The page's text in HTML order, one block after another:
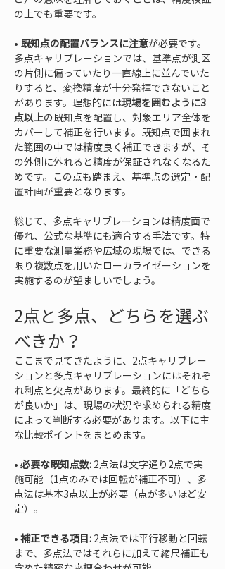
• 既知点の配置バランスに注意が必要です。
多点キャリブレーションでは、基準点が測区
の片側に偏っていたり一直線上に並んでいた
りすると、変換精度が十分発揮できないこと
があります。理想的には現場を囲むように3
点以上の既知点を配置し、対象エリア全体を
カバーして補正を行います。既知点で囲まれ
た範囲の中では精度良く補正できますが、そ
の外側に外れると精度が保証されなくなるた
めです。この点も踏まえ、基準点の選定・配
置計画が重要となります。
総じて、多点キャリブレーションは精度面で
優れ、公式な基準にも適合する手法です。特
に重要な測量業務や広域の現場では、できる
限り複数点を用いたローカライゼーションを
実施するのが望ましいでしょう。
2点と多点、どちらを選ぶ
べきか？
ここまで見てきたように、2点キャリブレー
ションと多点キャリブレーションにはそれぞ
れ利点と欠点があります。最終的に「どちら
が良いか」は、現場の状況や求められる精度
によって判断する必要があります。以下に主
な比較ポイントをまとめます。
• 必要な既知点数: 2点法は文字通り2点で実
施可能（1点のみでは回転が補正不可）、多
点法は基本3点以上が必要（点が多いほど安
• 補正できる項目: 2点法では平行移動と回転
まで、多点法ではそれらに加えて縮尺補正も